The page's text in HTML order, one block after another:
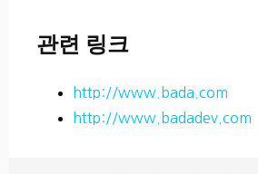
관련 링크
http://www.bada.com
http://www.badadev.com